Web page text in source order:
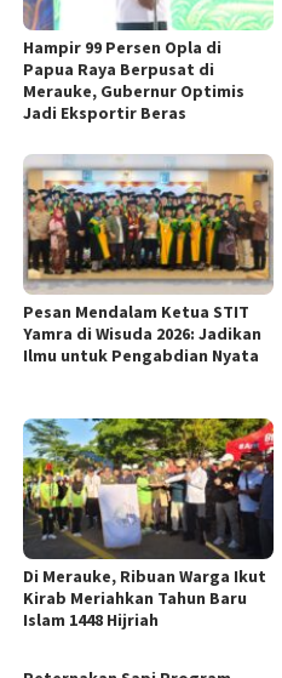
Hampir 99 Persen Opla di
Papua Raya Berpusat di
Merauke, Gubernur Optimis
Jadi Eksportir Beras
Pesan Mendalam Ketua STIT
Yamra di Wisuda 2026: Jadikan
Ilmu untuk Pengabdian Nyata
Di Merauke, Ribuan Warga Ikut
Kirab Meriahkan Tahun Baru
Islam 1448 Hijriah